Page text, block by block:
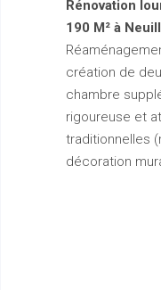
Rénovation
190 M² à
création de
chambre
rigoureuse et
traditionnelles
décoration